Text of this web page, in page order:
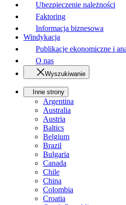
Ubezpieczenie należności
Faktoring
Informacja biznesowa
Windykacja
Publikacje ekonomiczne i
O nas
Wyszukiwanie
Inne strony
Argentina
Australia
Austria
Baltics
Belgium
Brazil
Bulgaria
Canada
Chile
China
Colombia
Croatia